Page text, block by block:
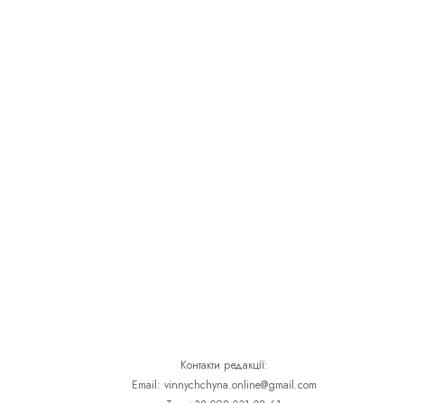
Контакти редакції:
Email: vinnychchyna.online@gmail.com